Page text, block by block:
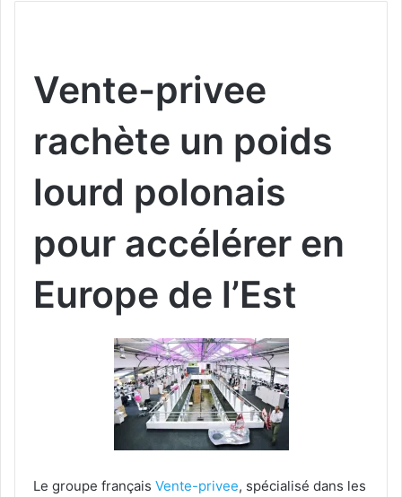
Vente-privee
rachète un poids
lourd polonais
pour accélérer en
Europe de l’Est
Le groupe français Vente-privee, spécialisé dans les